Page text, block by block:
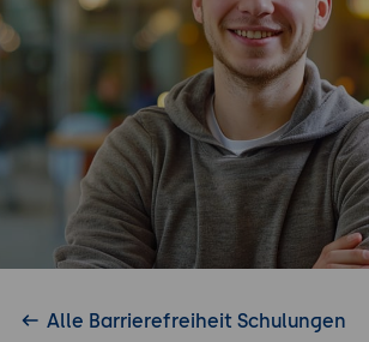
Alle Barrierefreiheit Schulungen